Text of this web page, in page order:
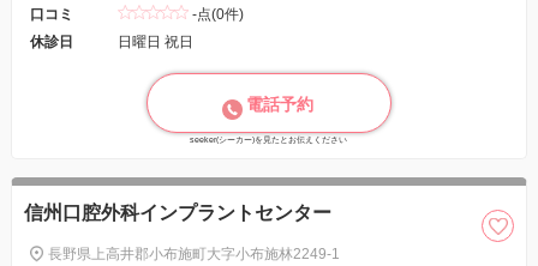
口コミ
-点(0件)
休診日
日曜日 祝日
電話予約
seeker(シーカー)を見たとお伝えください
信州口腔外科インプラントセンター
長野県上高井郡小布施町大字小布施林2249-1